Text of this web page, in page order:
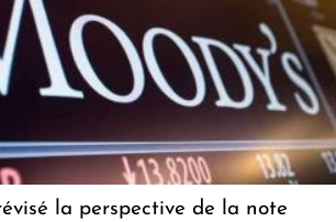
la perspective de la note